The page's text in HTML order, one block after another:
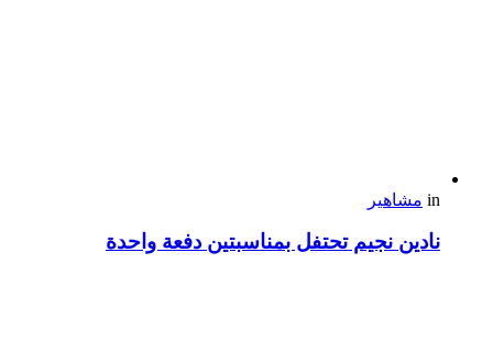
in مشاهير
نادين نجيم تحتفل بمناسبتين دفعة واحدة